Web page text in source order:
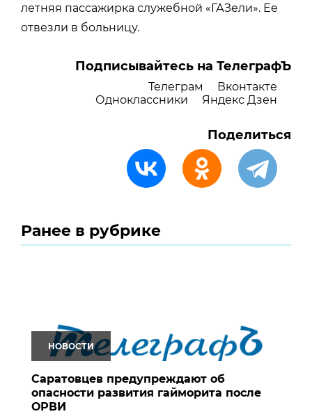
летняя пассажирка служебной «ГАЗели». Ее
отвезли в больницу.
Подписывайтесь на ТелеграфЪ
Телеграм
Вконтакте
Одноклассники
Яндекс Дзен
Поделиться
Ранее в рубрике
НОВОСТИ
Саратовцев предупреждают об
опасности развития гайморита после
ОРВИ